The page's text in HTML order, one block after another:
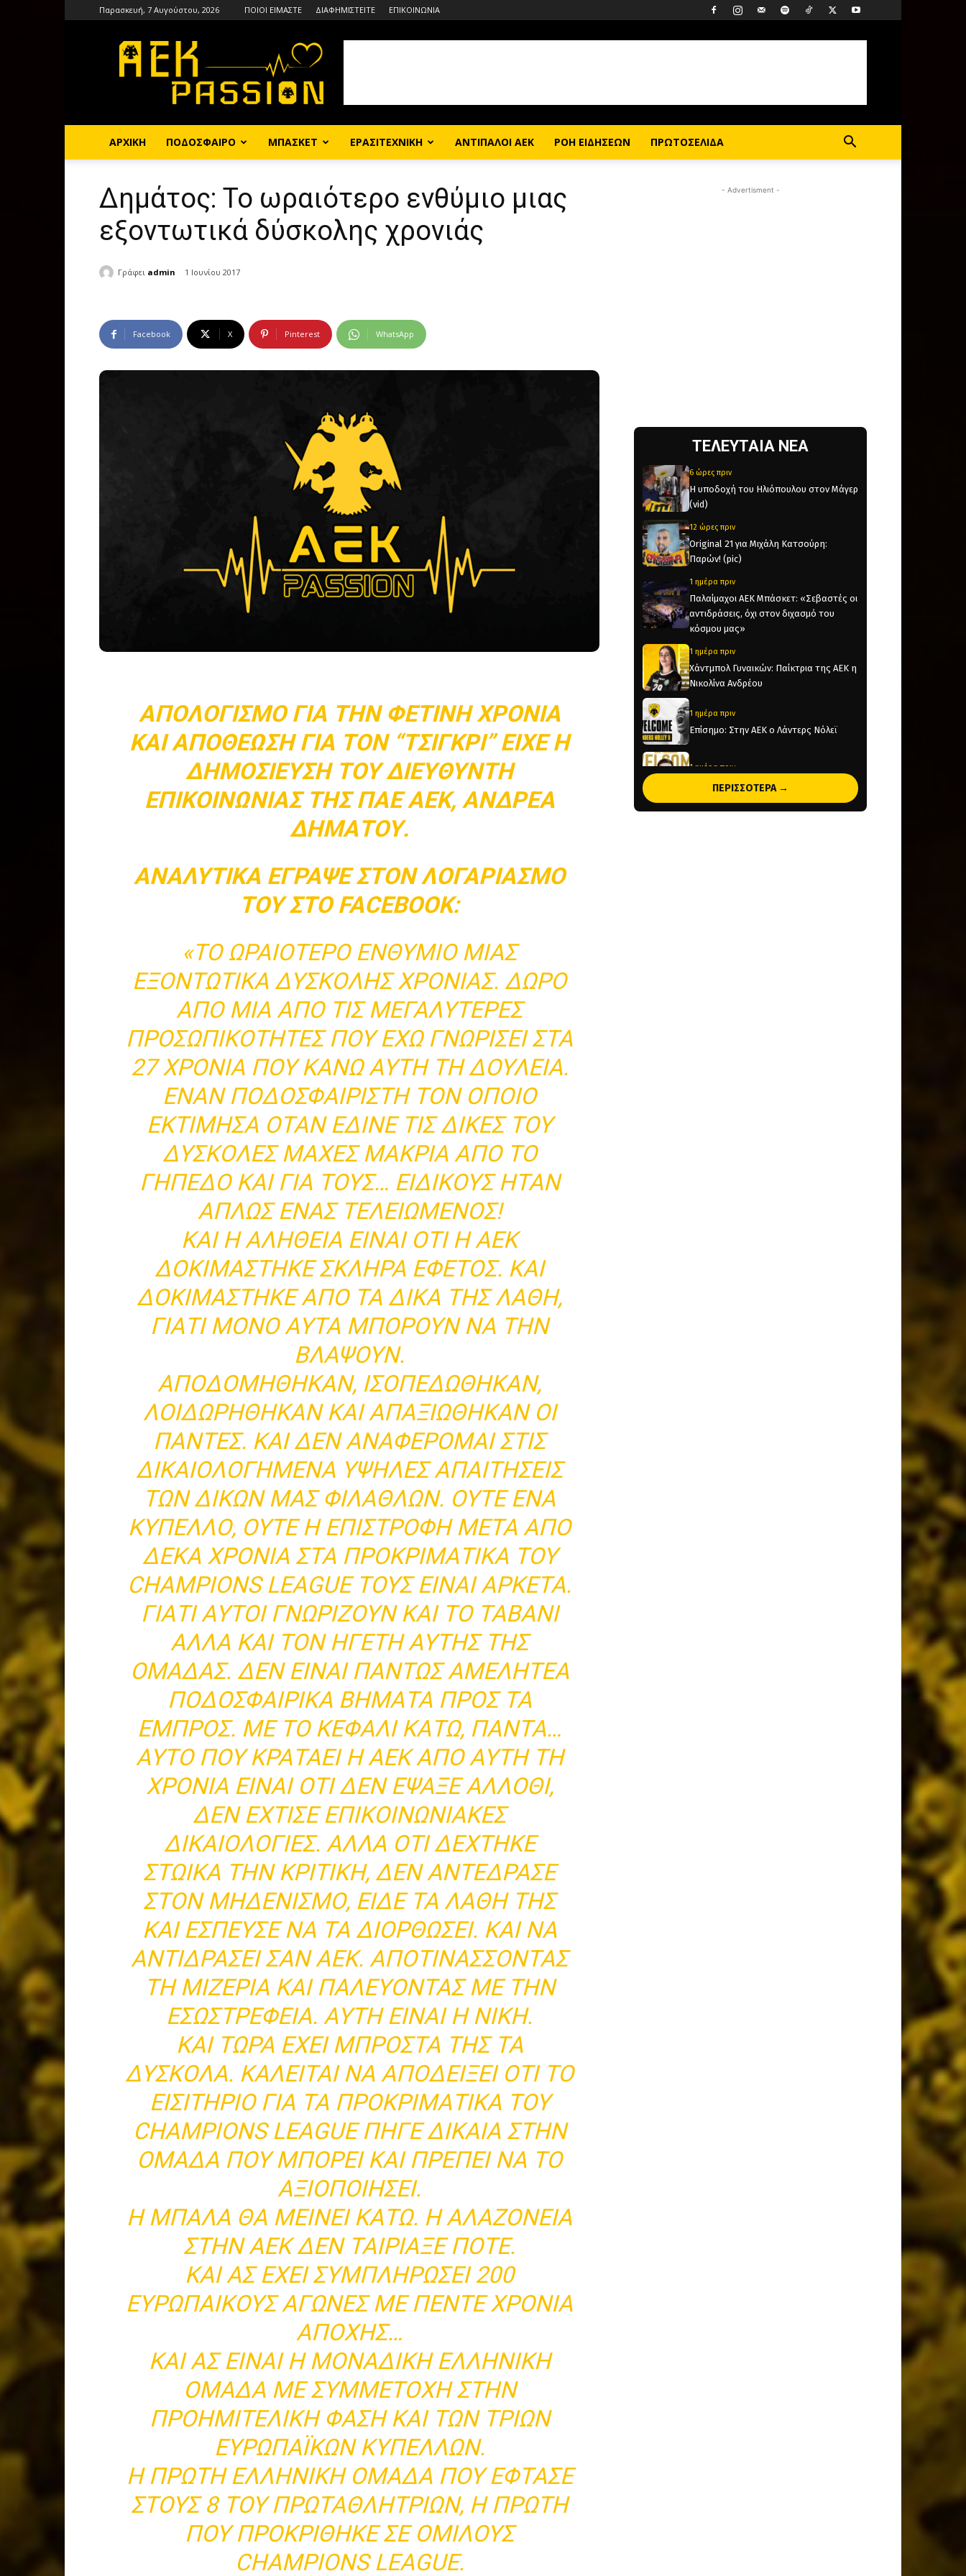
Παρασκευή, 7 Αυγούστου, 2026 ΠΟΙΟΙ ΕΙΜΑΣΤΕ ΔΙΑΦΗΜΙΣΤΕΙΤΕ ΕΠΙΚΟΙΝΩΝΙΑ
ΑΡΧΙΚΗ ΠΟΔΟΣΦΑΙΡΟ ΜΠΑΣΚΕΤ ΕΡΑΣΙΤΕΧΝΙΚΗ ΑΝΤΙΠΑΛΟΙ ΑΕΚ ΡΟΗ ΕΙΔΗΣΕΩΝ ΠΡΩΤΟΣΕΛΙΔΑ
Δημάτος: Το ωραιότερο ενθύμιο μιας
εξοντωτικά δύσκολης χρονιάς
Γράφει admin 1 Ιουνίου 2017
Facebook X Pinterest WhatsApp
ΑΠΟΛΟΓΙΣΜΌ ΓΙΑ ΤΗΝ ΦΕΤΙΝΉ ΧΡΟΝΙΆ
ΚΑΙ ΑΠΟΘΈΩΣΗ ΓΙΑ ΤΟΝ “ΤΣΊΓΚΡΙ” ΕΊΧΕ Η
ΔΗΜΟΣΊΕΥΣΗ ΤΟΥ ΔΙΕΥΘΥΝΤΉ
ΕΠΙΚΟΙΝΩΝΊΑΣ ΤΗΣ ΠΑΕ ΑΕΚ, ΑΝΔΡΈΑ
ΔΗΜΆΤΟΥ.
ΑΝΑΛΥΤΙΚΆ ΈΓΡΑΨΕ ΣΤΟΝ ΛΟΓΑΡΙΑΣΜΌ
ΤΟΥ ΣΤΟ FACEBOOK:
«ΤΟ ΩΡΑΙΌΤΕΡΟ ΕΝΘΎΜΙΟ ΜΙΑΣ
ΕΞΟΝΤΩΤΙΚΆ ΔΎΣΚΟΛΗΣ ΧΡΟΝΙΆΣ. ΔΏΡΟ
ΑΠΌ ΜΙΑ ΑΠΌ ΤΙΣ ΜΕΓΑΛΎΤΕΡΕΣ
ΠΡΟΣΩΠΙΚΌΤΗΤΕΣ ΠΟΥ ΈΧΩ ΓΝΩΡΊΣΕΙ ΣΤΑ
27 ΧΡΌΝΙΑ ΠΟΥ ΚΆΝΩ ΑΥΤΉ ΤΗ ΔΟΥΛΕΙΆ.
ΈΝΑΝ ΠΟΔΟΣΦΑΙΡΙΣΤΉ ΤΟΝ ΟΠΟΊΟ
ΕΚΤΊΜΗΣΑ ΌΤΑΝ ΈΔΙΝΕ ΤΙΣ ΔΙΚΈΣ ΤΟΥ
ΔΎΣΚΟΛΕΣ ΜΆΧΕΣ ΜΑΚΡΙΆ ΑΠΌ ΤΟ
ΓΉΠΕΔΟ ΚΑΙ ΓΙΑ ΤΟΥΣ… ΕΙΔΙΚΟΎΣ ΉΤΑΝ
ΑΠΛΏΣ ΈΝΑΣ ΤΕΛΕΙΩΜΈΝΟΣ!
ΚΑΙ Η ΑΛΉΘΕΙΑ ΕΊΝΑΙ ΌΤΙ Η ΑΕΚ
ΔΟΚΙΜΆΣΤΗΚΕ ΣΚΛΗΡΆ ΕΦΈΤΟΣ. ΚΑΙ
ΔΟΚΙΜΆΣΤΗΚΕ ΑΠΌ ΤΑ ΔΙΚΆ ΤΗΣ ΛΆΘΗ,
ΓΙΑΤΊ ΜΌΝΟ ΑΥΤΆ ΜΠΟΡΟΎΝ ΝΑ ΤΗΝ
ΒΛΆΨΟΥΝ.
ΑΠΟΔΟΜΉΘΗΚΑΝ, ΙΣΟΠΕΔΏΘΗΚΑΝ,
ΛΟΙΔΩΡΉΘΗΚΑΝ ΚΑΙ ΑΠΑΞΙΏΘΗΚΑΝ ΟΙ
ΠΆΝΤΕΣ. ΚΑΙ ΔΕΝ ΑΝΑΦΈΡΟΜΑΙ ΣΤΙΣ
ΔΙΚΑΙΟΛΟΓΗΜΈΝΑ ΥΨΗΛΈΣ ΑΠΑΙΤΉΣΕΙΣ
ΤΩΝ ΔΙΚΏΝ ΜΑΣ ΦΙΛΆΘΛΩΝ. ΟΎΤΕ ΈΝΑ
ΚΎΠΕΛΛΟ, ΟΎΤΕ Η ΕΠΙΣΤΡΟΦΉ ΜΕΤΆ ΑΠΌ
ΔΈΚΑ ΧΡΌΝΙΑ ΣΤΑ ΠΡΟΚΡΙΜΑΤΙΚΆ ΤΟΥ
CHAMPIONS LEAGUE ΤΟΥΣ ΕΊΝΑΙ ΑΡΚΕΤΆ.
ΓΙΑΤΊ ΑΥΤΟΊ ΓΝΩΡΊΖΟΥΝ ΚΑΙ ΤΟ ΤΑΒΆΝΙ
ΑΛΛΆ ΚΑΙ ΤΟΝ ΗΓΈΤΗ ΑΥΤΉΣ ΤΗΣ
ΟΜΆΔΑΣ. ΔΕΝ ΕΊΝΑΙ ΠΆΝΤΩΣ ΑΜΕΛΗΤΈΑ
ΠΟΔΟΣΦΑΙΡΙΚΆ ΒΉΜΑΤΑ ΠΡΟΣ ΤΑ
ΕΜΠΡΌΣ. ΜΕ ΤΟ ΚΕΦΆΛΙ ΚΆΤΩ, ΠΆΝΤΑ…
ΑΥΤΌ ΠΟΥ ΚΡΑΤΆΕΙ Η ΑΕΚ ΑΠΌ ΑΥΤΉ ΤΗ
ΧΡΟΝΙΆ ΕΊΝΑΙ ΌΤΙ ΔΕΝ ΈΨΑΞΕ ΆΛΛΟΘΙ,
ΔΕΝ ΈΧΤΙΣΕ ΕΠΙΚΟΙΝΩΝΙΑΚΈΣ
ΔΙΚΑΙΟΛΟΓΊΕΣ. ΑΛΛΆ ΌΤΙ ΔΈΧΤΗΚΕ
ΣΤΩΙΚΆ ΤΗΝ ΚΡΙΤΙΚΉ, ΔΕΝ ΑΝΤΈΔΡΑΣΕ
ΣΤΟΝ ΜΗΔΕΝΙΣΜΌ, ΕΊΔΕ ΤΑ ΛΆΘΗ ΤΗΣ
ΚΑΙ ΈΣΠΕΥΣΕ ΝΑ ΤΑ ΔΙΟΡΘΏΣΕΙ. ΚΑΙ ΝΑ
ΑΝΤΙΔΡΆΣΕΙ ΣΑΝ ΑΕΚ. ΑΠΟΤΙΝΆΣΣΟΝΤΑΣ
ΤΗ ΜΙΖΈΡΙΑ ΚΑΙ ΠΑΛΕΎΟΝΤΑΣ ΜΕ ΤΗΝ
ΕΣΩΣΤΡΈΦΕΙΑ. ΑΥΤΉ ΕΊΝΑΙ Η ΝΊΚΗ.
ΚΑΙ ΤΏΡΑ ΈΧΕΙ ΜΠΡΟΣΤΆ ΤΗΣ ΤΑ
ΔΎΣΚΟΛΑ. ΚΑΛΕΊΤΑΙ ΝΑ ΑΠΟΔΕΊΞΕΙ ΌΤΙ ΤΟ
ΕΙΣΙΤΉΡΙΟ ΓΙΑ ΤΑ ΠΡΟΚΡΙΜΑΤΙΚΆ ΤΟΥ
CHAMPIONS LEAGUE ΠΉΓΕ ΔΊΚΑΙΑ ΣΤΗΝ
ΟΜΆΔΑ ΠΟΥ ΜΠΟΡΕΊ ΚΑΙ ΠΡΈΠΕΙ ΝΑ ΤΟ
ΑΞΙΟΠΟΙΉΣΕΙ.
Η ΜΠΆΛΑ ΘΑ ΜΕΊΝΕΙ ΚΆΤΩ. Η ΑΛΑΖΟΝΕΊΑ
ΣΤΗΝ ΑΕΚ ΔΕΝ ΤΑΊΡΙΑΞΕ ΠΟΤΈ.
ΚΑΙ ΑΣ ΈΧΕΙ ΣΥΜΠΛΗΡΏΣΕΙ 200
ΕΥΡΩΠΑΙΚΟΎΣ ΑΓΏΝΕΣ ΜΕ ΠΈΝΤΕ ΧΡΌΝΙΑ
ΑΠΟΧΉΣ…
ΚΑΙ ΑΣ ΕΊΝΑΙ Η ΜΟΝΑΔΙΚΉ ΕΛΛΗΝΙΚΉ
ΟΜΆΔΑ ΜΕ ΣΥΜΜΕΤΟΧΉ ΣΤΗΝ
ΠΡΟΗΜΙΤΕΛΙΚΉ ΦΆΣΗ ΚΑΙ ΤΩΝ ΤΡΙΏΝ
ΕΥΡΩΠΑΪΚΏΝ ΚΥΠΕΛΛΩΝ.
Η ΠΡΏΤΗ ΕΛΛΗΝΙΚΉ ΟΜΆΔΑ ΠΟΥ ΈΦΤΑΣΕ
ΣΤΟΥΣ 8 ΤΟΥ ΠΡΩΤΑΘΛΗΤΡΙΏΝ, Η ΠΡΏΤΗ
ΠΟΥ ΠΡΟΚΡΊΘΗΚΕ ΣΕ ΟΜΊΛΟΥΣ
CHAMPIONS LEAGUE.
- Advertisment -
ΤΕΛΕΥΤΑΙΑ ΝΕΑ
6 ώρες πριν
Η υποδοχή του Ηλιόπουλου στον Μάγερ
(vid)
12 ώρες πριν
Original 21 για Μιχάλη Κατσούρη:
Παρών! (pic)
1 ημέρα πριν
Παλαίμαχοι ΑΕΚ Μπάσκετ: «Σεβαστές οι
αντιδράσεις, όχι στον διχασμό του
κόσμου μας»
1 ημέρα πριν
Χάντμπολ Γυναικών: Παίκτρια της ΑΕΚ η
Νικολίνα Ανδρέου
1 ημέρα πριν
Επίσημο: Στην ΑΕΚ ο Λάντερς Νόλεϊ
1 ημέρα πριν
Παίκτης της ΑΕΚ ο Μιλάν Βιτάλις! (pic)
1 ημέρα πριν
ΠΕΡΙΣΣΟΤΕΡΑ →